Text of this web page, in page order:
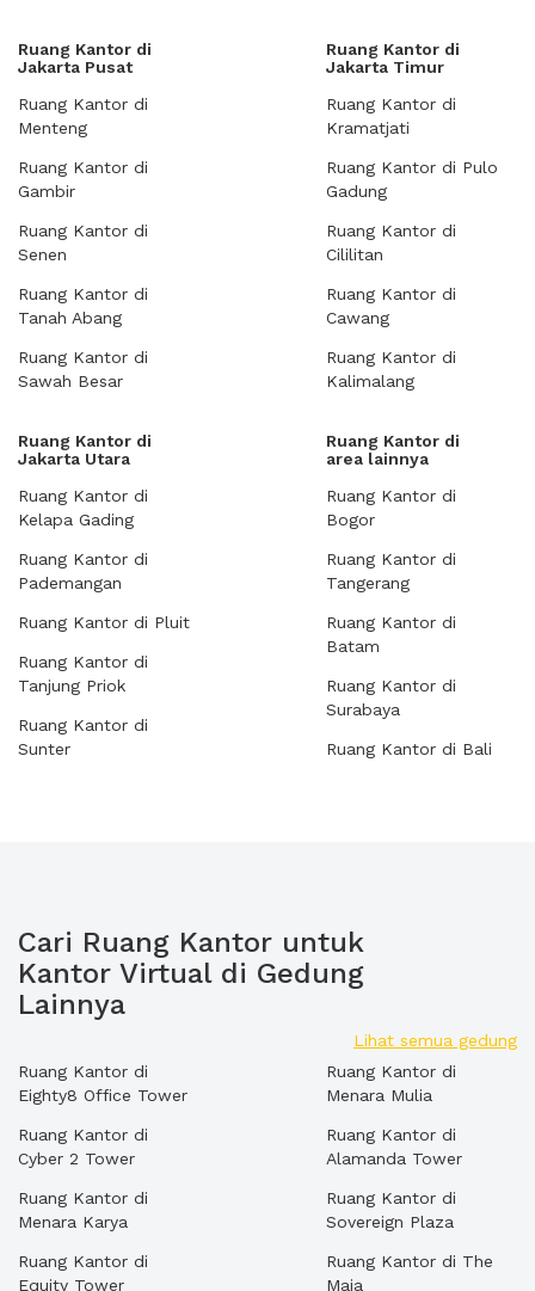
Ruang Kantor di
Jakarta Pusat
Ruang Kantor di
Menteng
Ruang Kantor di
Gambir
Ruang Kantor di
Senen
Ruang Kantor di
Tanah Abang
Ruang Kantor di
Sawah Besar
Ruang Kantor di
Jakarta Timur
Ruang Kantor di
Kramatjati
Ruang Kantor di Pulo
Gadung
Ruang Kantor di
Cililitan
Ruang Kantor di
Cawang
Ruang Kantor di
Kalimalang
Ruang Kantor di
Jakarta Utara
Ruang Kantor di
Kelapa Gading
Ruang Kantor di
Pademangan
Ruang Kantor di Pluit
Ruang Kantor di
Tanjung Priok
Ruang Kantor di
Sunter
Ruang Kantor di
area lainnya
Ruang Kantor di
Bogor
Ruang Kantor di
Tangerang
Ruang Kantor di
Batam
Ruang Kantor di
Surabaya
Ruang Kantor di Bali
Cari Ruang Kantor untuk
Kantor Virtual di Gedung
Lainnya
Lihat semua gedung
Ruang Kantor di
Eighty8 Office Tower
Ruang Kantor di
Cyber 2 Tower
Ruang Kantor di
Menara Karya
Ruang Kantor di
Equity Tower
Ruang Kantor di
Menara Mulia
Ruang Kantor di
Alamanda Tower
Ruang Kantor di
Sovereign Plaza
Ruang Kantor di The
Maja